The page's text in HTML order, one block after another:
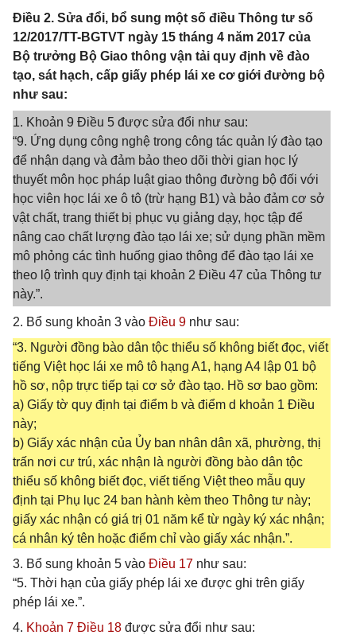
Điều 2. Sửa đổi, bổ sung một số điều Thông tư số
12/2017/TT-BGTVT ngày 15 tháng 4 năm 2017 của
Bộ trưởng Bộ Giao thông vận tải quy định về đào
tạo, sát hạch, cấp giấy phép lái xe cơ giới đường bộ
như sau:
1. Khoản 9 Điều 5 được sửa đổi như sau:
“9. Ứng dụng công nghệ trong công tác quản lý đào tạo
để nhận dạng và đảm bảo theo dõi thời gian học lý
thuyết môn học pháp luật giao thông đường bộ đối với
học viên học lái xe ô tô (trừ hạng B1) và bảo đảm cơ sở
vật chất, trang thiết bị phục vụ giảng dạy, học tập để
nâng cao chất lượng đào tạo lái xe; sử dụng phần mềm
mô phỏng các tình huống giao thông để đào tạo lái xe
theo lộ trình quy định tại khoản 2 Điều 47 của Thông tư
này.”.
2. Bổ sung khoản 3 vào Điều 9 như sau:
“3. Người đồng bào dân tộc thiểu số không biết đọc, viết
tiếng Việt học lái xe mô tô hạng A1, hạng A4 lập 01 bộ
hồ sơ, nộp trực tiếp tại cơ sở đào tạo. Hồ sơ bao gồm:
a) Giấy tờ quy định tại điểm b và điểm d khoản 1 Điều
này;
b) Giấy xác nhận của Ủy ban nhân dân xã, phường, thị
trấn nơi cư trú, xác nhận là người đồng bào dân tộc
thiểu số không biết đọc, viết tiếng Việt theo mẫu quy
định tại Phụ lục 24 ban hành kèm theo Thông tư này;
giấy xác nhận có giá trị 01 năm kể từ ngày ký xác nhận;
cá nhân ký tên hoặc điểm chỉ vào giấy xác nhận.”.
3. Bổ sung khoản 5 vào Điều 17 như sau:
“5. Thời hạn của giấy phép lái xe được ghi trên giấy
phép lái xe.”.
4. Khoản 7 Điều 18 được sửa đổi như sau: